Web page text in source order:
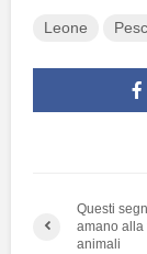
Leone
Questi
amano alla
animali